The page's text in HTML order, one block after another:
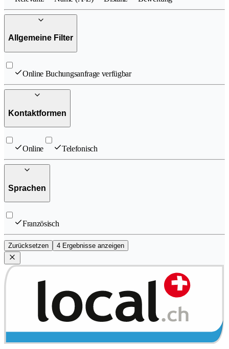
Allgemeine Filter
Online Buchungsanfrage verfügbar
Kontaktformen
Online Telefonisch
Sprachen
Französisch
Zurücksetzen 4 Ergebnisse anzeigen